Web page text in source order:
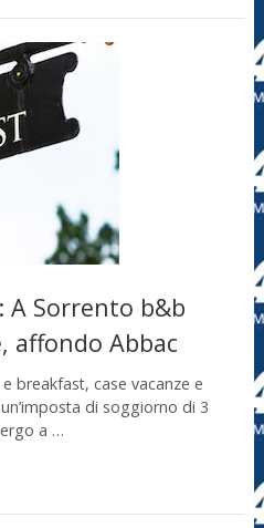
A Sorrento b&b
affondo Abbac
breakfast, case vacanze e
di soggiorno di 3
a …